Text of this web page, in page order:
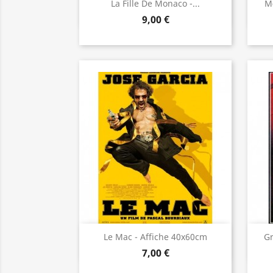
La Fille De Monaco -...
9,00 €
Aperçu rapide
Le Mac - Affiche 40x60cm
7,00 €
Aperçu rapide